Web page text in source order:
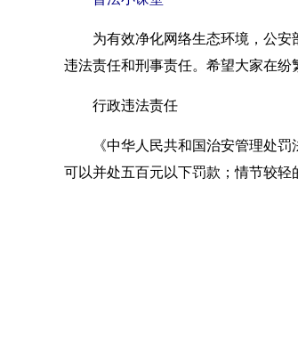
为有效净化网络生态环境，公安
违法责任和刑事责任。希望大家在纷
行政违法责任
《中华人民共和国治安管理处罚
可以并处五百元以下罚款；情节较轻